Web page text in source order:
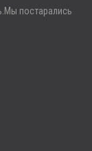
постарались